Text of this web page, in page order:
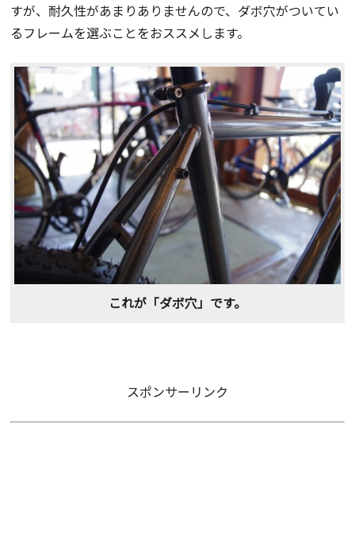
すが、耐久性があまりありませんので、ダボ穴がついてい
るフレームを選ぶことをおススメします。
これが「ダボ穴」です。
スポンサーリンク